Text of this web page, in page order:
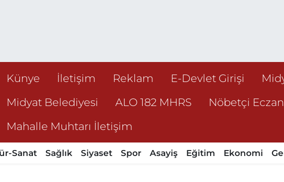
Künye İletişim Reklam E-Devlet Girişi
Midyat Belediyesi
ALO 182 MHRS Nöbetçi
Mahalle Muhtarı İletişim
Sanat Sağlık Siyaset Spor Asayiş Eğitim Ekonomi